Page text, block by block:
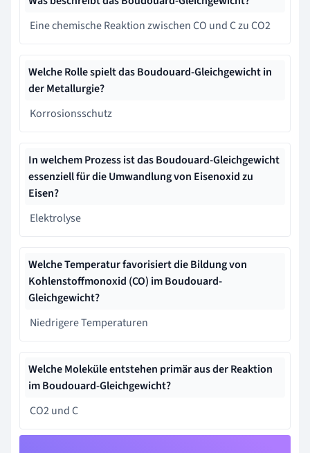
Eine chemische Reaktion zwischen CO und C zu CO2
Welche Rolle spielt das Boudouard-Gleichgewicht in
der Metallurgie?
Korrosionsschutz
In welchem Prozess ist das Boudouard-Gleichgewicht
essenziell für die Umwandlung von Eisenoxid zu
Eisen?
Elektrolyse
Welche Temperatur favorisiert die Bildung von
Kohlenstoffmonoxid (CO) im Boudouard-
Gleichgewicht?
Niedrigere Temperaturen
Welche Moleküle entstehen primär aus der Reaktion
im Boudouard-Gleichgewicht?
CO2 und C